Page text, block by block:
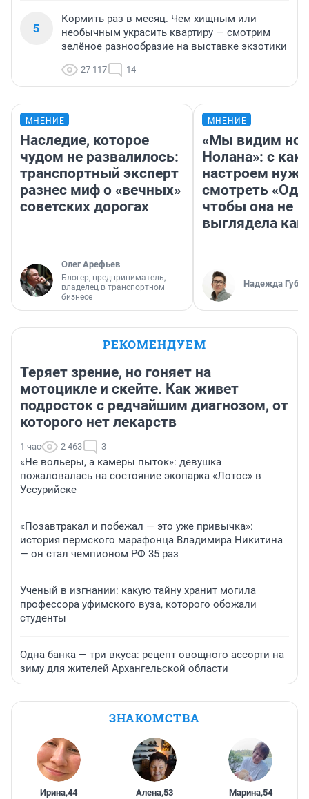
5
Кормить раз в месяц. Чем хищным или
необычным украсить квартиру — смотрим
зелёное разнообразие на выставке экзотики
27 117 14
МНЕНИЕ
Наследие, которое
чудом не развалилось:
транспортный эксперт
разнес миф о «вечных»
советских дорогах
Олег Арефьев
Блогер, предприниматель,
владелец в транспортном
бизнесе
МНЕНИЕ
«Мы видим
Нолана»: с
настроем
смотреть
чтобы она не
выглядела как
Надежда
РЕКОМЕНДУЕМ
Теряет зрение, но гоняет на
мотоцикле и скейте. Как живет
подросток с редчайшим диагнозом, от
которого нет лекарств
1 час 2 463 3
«Не вольеры, а камеры пыток»: девушка
пожаловалась на состояние экопарка «Лотос» в
Уссурийске
«Позавтракал и побежал — это уже привычка»:
история пермского марафонца Владимира Никитина
— он стал чемпионом РФ 35 раз
Ученый в изгнании: какую тайну хранит могила
профессора уфимского вуза, которого обожали
студенты
Одна банка — три вкуса: рецепт овощного ассорти на
зиму для жителей Архангельской области
ЗНАКОМСТВА
Ирина,44 Алена,53 Марина,54